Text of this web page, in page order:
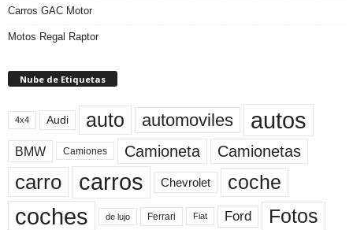
Carros GAC Motor
Motos Regal Raptor
Nube de Etiquetas
4x4 Audi auto automoviles autos
BMW Camiones Camioneta Camionetas
carro carros Chevrolet coche
coches de lujo Ferrari Fiat Ford Fotos